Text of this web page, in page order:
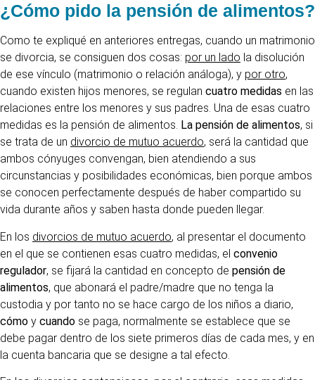
¿Cómo pido la pensión de alimentos?
Como te expliqué en anteriores entregas, cuando un matrimonio
se divorcia, se consiguen dos cosas: por un lado la disolución
de ese vínculo (matrimonio o relación análoga), y por otro,
cuando existen hijos menores, se regulan cuatro medidas en las
relaciones entre los menores y sus padres. Una de esas cuatro
medidas es la pensión de alimentos. La pensión de alimentos, si
se trata de un divorcio de mutuo acuerdo, será la cantidad que
ambos cónyuges convengan, bien atendiendo a sus
circunstancias y posibilidades económicas, bien porque ambos
se conocen perfectamente después de haber compartido su
vida durante años y saben hasta donde pueden llegar.
En los divorcios de mutuo acuerdo, al presentar el documento
en el que se contienen esas cuatro medidas, el convenio
regulador, se fijará la cantidad en concepto de pensión de
alimentos, que abonará el padre/madre que no tenga la
custodia y por tanto no se hace cargo de los niños a diario,
cómo y cuando se paga, normalmente se establece que se
debe pagar dentro de los siete primeros días de cada mes, y en
la cuenta bancaria que se designe a tal efecto.